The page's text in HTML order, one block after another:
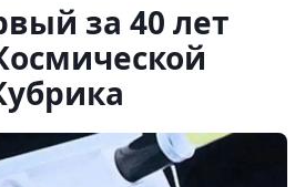
за 40 лет